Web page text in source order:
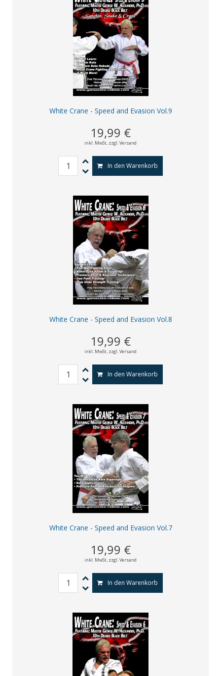
White Crane - Speed and Evasion Vol.9
19,99 €
inkl. MwSt, zzgl. Versand
In den Warenkorb
White Crane - Speed and Evasion Vol.8
19,99 €
inkl. MwSt, zzgl. Versand
In den Warenkorb
White Crane - Speed and Evasion Vol.7
19,99 €
inkl. MwSt, zzgl. Versand
In den Warenkorb